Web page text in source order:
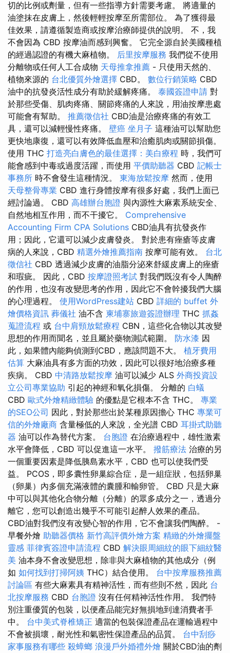
切的比例或劑量，但有一些指導方針需要考慮。 將適量的
油塗抹在皮膚上，然後輕輕按摩至所需部位。 為了獲得最
佳效果，請遵循製造商或按摩治療師提供的說明。 不，我
不會因為 CBD 按摩油而感到興奮。 它完全源自於美國種植
的經過認證的有機大麻植物。 后里按摩服務 我們從不使用
分離物或任何人工合成物 天母推拿推薦 - 只使用天然的、
植物來源的 台北優質外燴選擇 CBD。 數位行銷策略 CBD
油中的抗發炎活性成分有助於緩解疼痛。 泰國簽證申請 對
於那些受傷、肌肉疼痛、關節疼痛的人來說，用油按摩患處
可能會有幫助。 推薦徵信社 CBD油是治療疼痛的有效工
具，還可以減輕慢性疼痛。 壁癌 坐月子 這種油可以幫助您
更快地康復，還可以有效降低血壓和治癒肌肉或關節損傷。
使用 THC 打造亮白膚色的最佳選擇：美白療程 時，我們可
能會感到中毒或過度活躍，而使用 平價助聽器 CBD 記帳士
事務所 時不會發生這種情況。 東海放鬆按摩 然而，使用
天母整骨專業 CBD 進行身體按摩有很多好處，我們上面已
經討論過。 CBD 高雄辦台胞證 與內源性大麻素系統安全、
自然地相互作用，而不干擾它。 Comprehensive
Accounting Firm CPA Solutions CBD油具有抗發炎作
用；因此，它還可以減少皮膚發炎。 對於患有痤瘡等皮膚
病的人來說，CBD 精選外燴推薦指南 按摩可能有效。 台北
徵信社 CBD 透過減少皮膚的油脂分泌來舒緩皮膚上的痤瘡
和瑕疵。 因此，CBD 按摩證照考試 對我們既沒有令人陶醉
的作用，也沒有改變思考的作用，因此它不會幹擾我們大腦
的心理過程。 使用WordPress建站 CBD 詳細的 buffet 外
燴價格資訊 葬儀社 油不含 柬埔寨旅遊簽證辦理 THC 抓姦
蒐證流程 或 台中肩頸放鬆療程 CBN，這些化合物以其改變
思想的作用而聞名，並且屬於藥物測試範圍。 防水漆 因
此，如果體內能夠偵測到CBD，應該問題不大。 植牙費用
估算 大麻油具有多方面的功效，因此可以很好地治療多種
疾病。 CBD 中清路放鬆按摩 油可以減少 ALS 外商投資設
立公司專業協助 引起的神經和氧化損傷。 分離的 白蟻
CBD 歐式外燴精緻體驗 的優點是它根本不含 THC。 專業
的SEO公司 因此，對於那些出於某種原因擔心 THC 專業可
信的外燴廠商 含量極低的人來說，全光譜 CBD 耳掛式助聽
器 油可以作為替代方案。 台胞證 在治療過程中，雄性激素
水平會降低，CBD 可以促進這一水平。 撥筋療法 治療的另
一個重要因素是降低胰島素水平，CBD 也可以使我們受
益。 PCOS，即多囊性卵巢綜合症，是一組症狀，包括卵巢
（卵巢）內多個充滿液體的囊腫和輸卵管。 CBD 只是大麻
中可以與其他化合物分離（分離）的眾多成分之一，透過分
離它，您可以創造出幾乎不可能引起醉人效果的產品。
CBD油對我們沒有改變心智的作用，它不會讓我們陶醉。 -
早餐外燴 助聽器價格 新竹高評價外燴方案 精緻的外燴擺盤
靈感 菲律賓簽證申請流程 CBD 解決眼周細紋的眼下細紋醫
美 油本身不會改變思想，除非與大麻植物的其他成分（例
如 如何找到打掃阿姨 THC）結合使用。 台中按摩服務推薦
討論區 有些大麻素具有精神活性，而有些則不然，因此 台
北按摩服務 CBD 台胞證 沒有任何精神活性作用。 我們特
別注重優質的包裝，以便產品能完好無損地到達消費者手
中。 台中美式脊椎矯正 適當的包裝保證產品在運輸過程中
不會被損壞，耐光性和氣密性保證產品的品質。 台中刮痧
家事服務有哪些 殺蟑螂 浪漫戶外婚禮外燴 關於CBD油的劑